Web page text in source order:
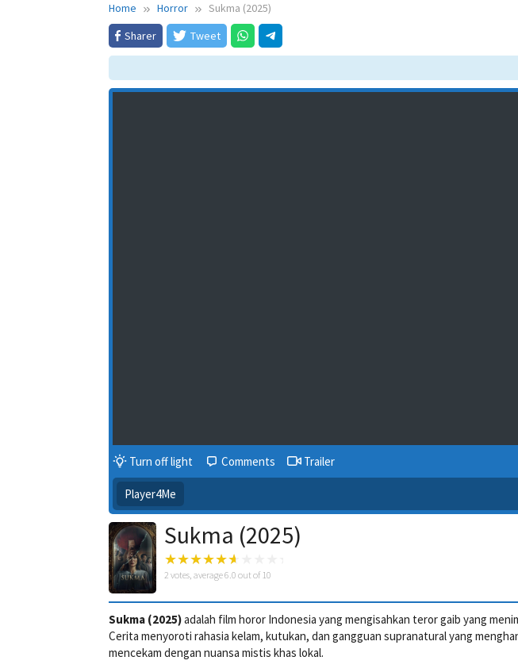
Home Horror
Sukma (2025)
Sharer
Tweet
Turn off light Comments Trailer
Player4Me
Sukma (2025)
2 votes, average6.0 out of 10
Sukma (2025)adalah film horor Indonesia yang mengisahkan teror gaib yang
Cerita menyoroti rahasia kelam, kutukan, dan gangguan supranatural yang
mencekam dengan nuansa mistis khas lokal.